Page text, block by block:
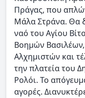
Πράγας, που
Μάλα Στράνα. Θα
ναό του Αγίου
Βοημών
Αλχημιστών και
την πλατεία του
Ρολόι. Το
αγορές.